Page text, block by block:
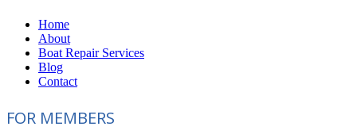
Home
About
Boat Repair Services
Blog
Contact
FOR MEMBERS